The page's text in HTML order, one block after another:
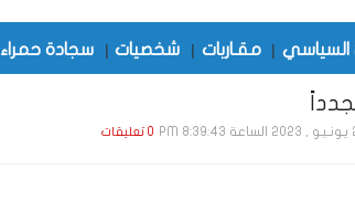
| مقـاربات | شخصيات | سجادة حمراء
0 تعليقات